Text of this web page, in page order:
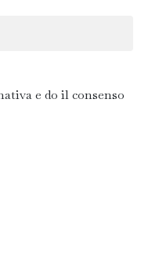
e do il consenso